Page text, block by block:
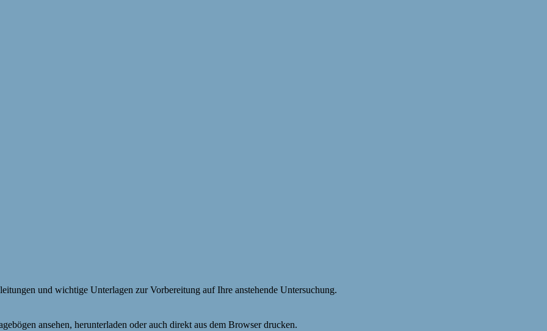
und wichtige Unterlagen zur Vorbereitung auf Ihre anstehende Untersuchung.
ansehen, herunterladen oder auch direkt aus dem Browser drucken.